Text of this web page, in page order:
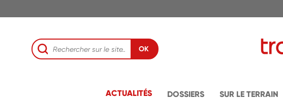
OK
ACTUALITÉS DOSSIERS SUR LE TERRAIN